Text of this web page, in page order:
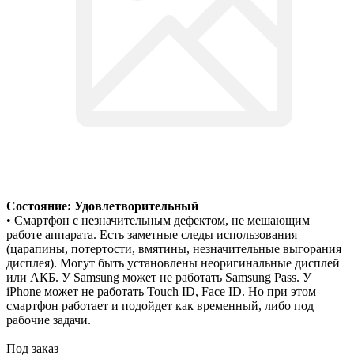
Состояние: Удовлетворительный
• Смартфон с незначительным дефектом, не мешающим
работе аппарата. Есть заметные следы использования
(царапины, потертости, вмятины, незначительные выгорания
дисплея). Могут быть установлены неоригинальные дисплей
или АКБ. У Samsung может не работать Samsung Pass. У
iPhone может не работать Touch ID, Face ID. Но при этом
смартфон работает и подойдет как временный, либо под
рабочие задачи.
Под заказ